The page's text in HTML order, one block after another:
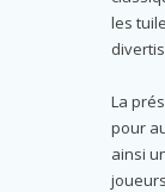
les
La
pour
ainsi